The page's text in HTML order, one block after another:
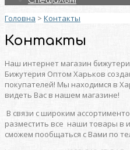
Головна > Контакты
Контакты
Наш интернет магазин
Бижутерия Оптом Харьков
покупателей! Мы находимся в
видеть Вас в нашем магазине!
В связи с широким
разместить все наши товары в
сможем пообщаться с Вами по